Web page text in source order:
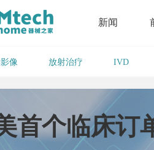
新闻
像 放射治疗 IVD
首个临床订